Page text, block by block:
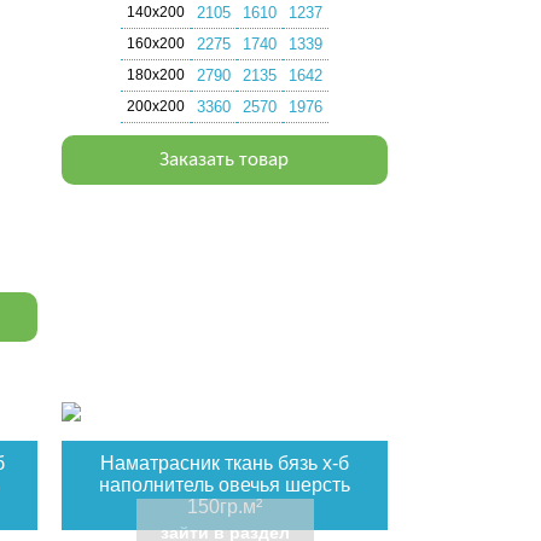
140х200 2105 1610 1237
160х200 2275 1740 1339
180х200 2790 2135 1642
200х200 3360 2570 1976
Заказать товар
Наматрасник ткань бязь х-б
наполнитель овечья шерсть
150гр.м²
зайти в раздел